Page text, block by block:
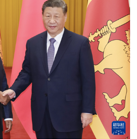
孙勇大
使简历
中国历
任驻几